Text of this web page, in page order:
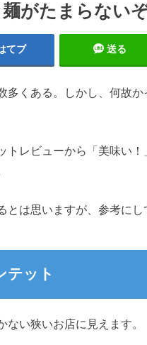
がたまらないぞ
てブ 送る
くある。しかし、何故か
レビューから「美味い
は思いますが、参考にし
テット
い狭いお店に見えます。